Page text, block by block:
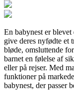
En babynest er
give deres nyfødte et
bløde, omsluttende
barnet en følelse af
eller på rejser. Med
funktioner på
babynest, der passer